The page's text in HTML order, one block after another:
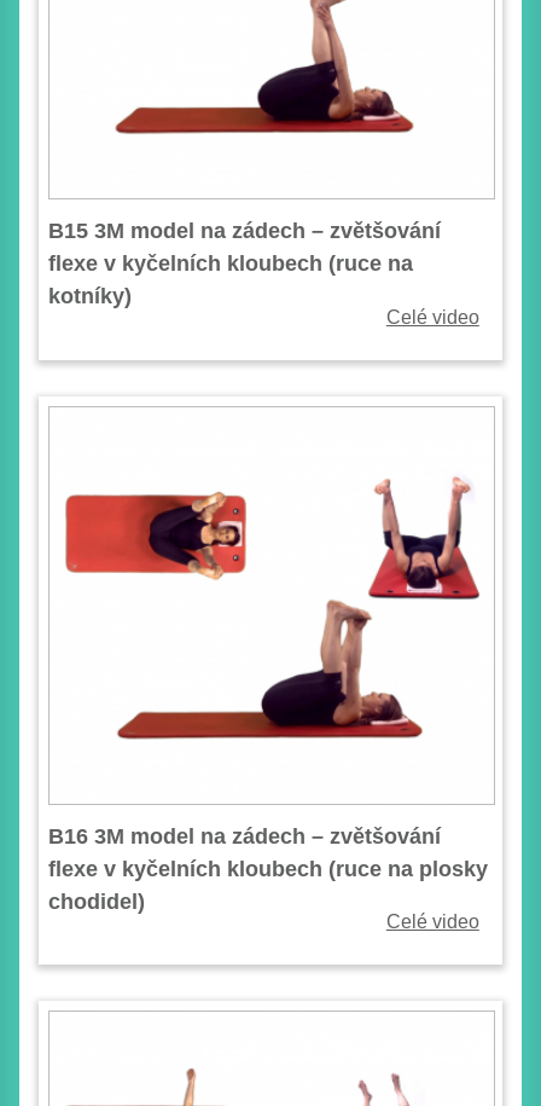
B15 3M model na zádech – zvětšování
flexe v kyčelních kloubech (ruce na
kotníky)
Celé video
B16 3M model na zádech – zvětšování
flexe v kyčelních kloubech (ruce na plosky
chodidel)
Celé video